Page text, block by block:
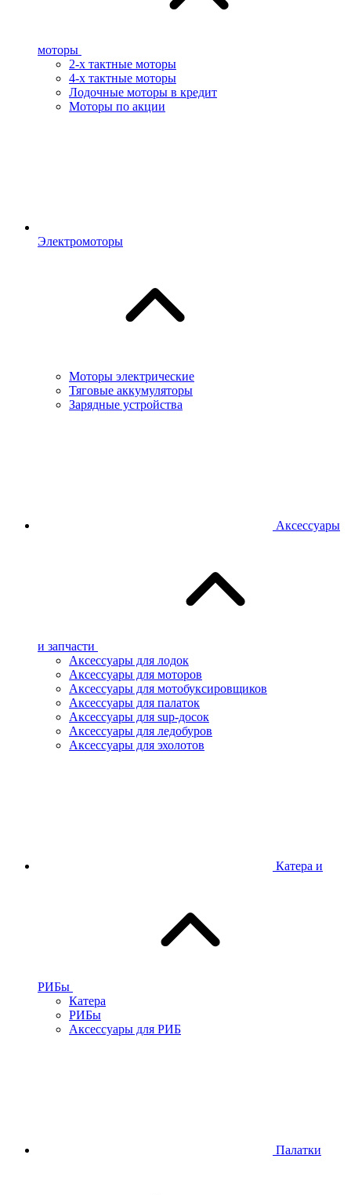
моторы
2-х тактные моторы
4-х тактные моторы
Лодочные моторы в кредит
Моторы по акции
Электромоторы
Моторы электрические
Тяговые аккумуляторы
Зарядные устройства
Аксессуары
и запчасти
Аксессуары для лодок
Аксессуары для моторов
Аксессуары для мотобуксировщиков
Аксессуары для палаток
Аксессуары для sup-досок
Аксессуары для ледобуров
Аксессуары для эхолотов
Катера и
РИБы
Катера
РИБы
Аксессуары для РИБ
Палатки